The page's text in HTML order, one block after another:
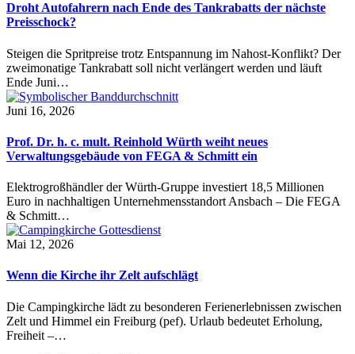
Droht Autofahrern nach Ende des Tankrabatts der nächste
Preisschock?
Steigen die Spritpreise trotz Entspannung im Nahost-Konflikt? Der
zweimonatige Tankrabatt soll nicht verlängert werden und läuft
Ende Juni…
Juni 16, 2026
Prof. Dr. h. c. mult. Reinhold Würth weiht neues
Verwaltungsgebäude von FEGA & Schmitt ein
Elektrogroßhändler der Würth-Gruppe investiert 18,5 Millionen
Euro in nachhaltigen Unternehmensstandort Ansbach – Die FEGA
& Schmitt…
Mai 12, 2026
Wenn die Kirche ihr Zelt aufschlägt
Die Campingkirche lädt zu besonderen Ferienerlebnissen zwischen
Zelt und Himmel ein Freiburg (pef). Urlaub bedeutet Erholung,
Freiheit –…